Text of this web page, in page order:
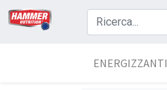
ENERGIZZANTI